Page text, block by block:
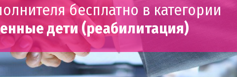
бесплатно в категории
дети (реабилитация)